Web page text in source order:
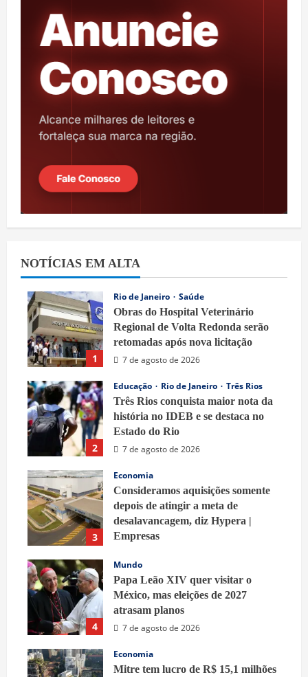
NOTÍCIAS EM ALTA
1
Rio de Janeiro
Saúde
Obras do Hospital Veterinário
Regional de Volta Redonda serão
retomadas após nova licitação
7 de agosto de 2026
2
Educação Rio de Janeiro
Três Rios
Três Rios conquista maior nota da
história no IDEB e se destaca no
Estado do Rio
7 de agosto de 2026
3
Economia
Consideramos aquisições somente
depois de atingir a meta de
desalavancagem, diz Hypera |
Empresas
4
Mundo
Papa Leão XIV quer visitar o
México, mas eleições de 2027
atrasam planos
7 de agosto de 2026
Economia
Mitre tem lucro de R$ 15,1 milhões